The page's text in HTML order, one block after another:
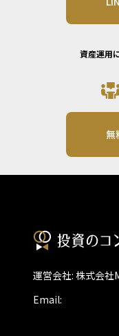
資産運用
無
運営会社: 株式会
Email: